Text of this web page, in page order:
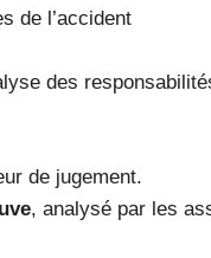
de l’accident
des
de jugement.
, analysé par les